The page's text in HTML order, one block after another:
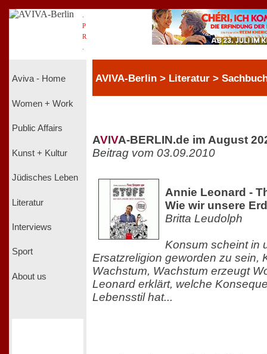
P
R
Aviva - Home
Women + Work
Public Affairs
Kunst + Kultur
Jüdisches Leben
Literatur
Interviews
Sport
About us
AVIVA-Berlin > Literatur >
AVIVA-BERLIN.de im August
Beitrag vom 03.09.2010
Annie Leonard -
Wie wir unsere
Britta Leudolph
Konsum scheint in
Ersatzreligion geworden zu sein,
Wachstum, Wachstum erzeugt
Leonard erklärt, welche
Lebensstil hat...